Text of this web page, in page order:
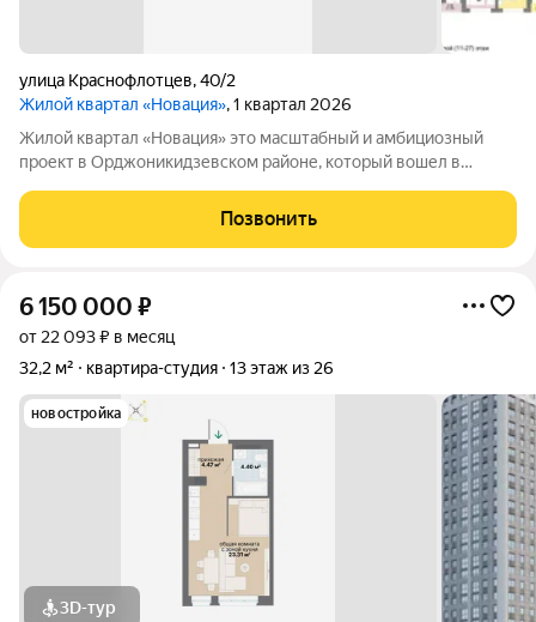
улица Краснофлотцев,40/2
Жилой квартал «Новация», 1 квартал 2026
Жилой квартал «Новация» это масштабный и амбициозный
проект в Орджоникидзевском районе, который вошел в
счастливого будущего в любимом
Позвонить
6 150 000 ₽
от 22 093 ₽ в месяц
32,2 м²
квартира-студия 13 этаж из 26
новостройка
3D-тур